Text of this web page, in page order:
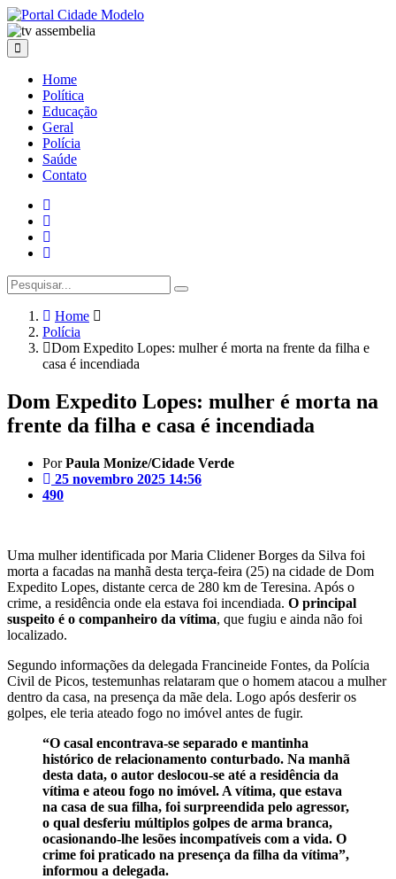
Home
Política
Educação
Geral
Polícia
Saúde
Contato
Home
Polícia
Dom Expedito Lopes: mulher é morta na frente da filha e
casa é incendiada
Dom Expedito Lopes: mulher é morta na
frente da filha e casa é incendiada
PorPaula Monize/Cidade Verde
25 novembro 2025 14:56
490
Uma mulher identificada por Maria Clidener Borges da Silva foi
morta a facadas na manhã desta terça-feira (25) na cidade de Dom
Expedito Lopes, distante cerca de 280 km de Teresina. Após o
crime, a residência onde ela estava foi incendiada. O principal
suspeito é o companheiro da vítima, que fugiu e ainda não foi
localizado.
Segundo informações da delegada Francineide Fontes, da Polícia
Civil de Picos, testemunhas relataram que o homem atacou a mulher
dentro da casa, na presença da mãe dela. Logo após desferir os
golpes, ele teria ateado fogo no imóvel antes de fugir.
“O casal encontrava-se separado e mantinha
histórico de relacionamento conturbado. Na manhã
desta data, o autor deslocou-se até a residência da
vítima e ateou fogo no imóvel. A vítima, que estava
na casa de sua filha, foi surpreendida pelo agressor,
o qual desferiu múltiplos golpes de arma branca,
ocasionando-lhe lesões incompatíveis com a vida. O
crime foi praticado na presença da filha da vítima”,
informou a delegada.